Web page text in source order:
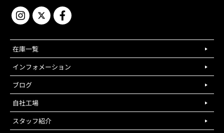
在庫一覧
インフォメーション
ブログ
自社工場
スタッフ紹介